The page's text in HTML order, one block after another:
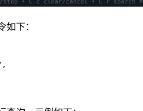
如下：